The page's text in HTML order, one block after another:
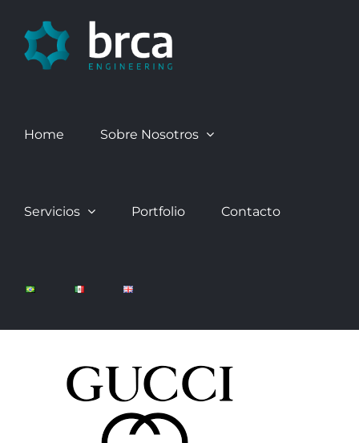
content
Home Sobre Nosotros
Servicios Portfolio Contacto